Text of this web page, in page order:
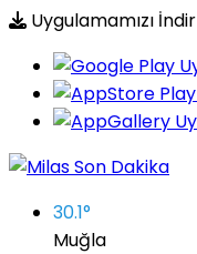
Uygulamamızı İndir
30.1°
Muğla